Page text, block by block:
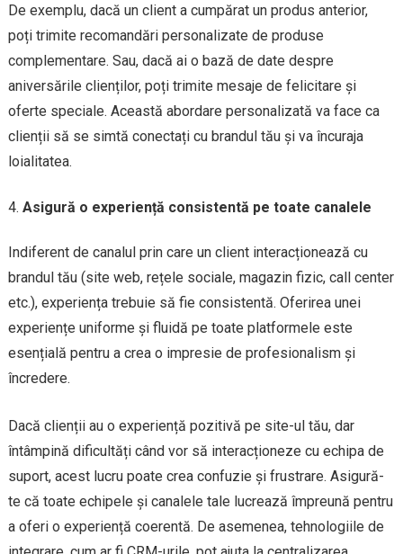
De exemplu, dacă un client a cumpărat un produs anterior,
poți trimite recomandări personalizate de produse
complementare. Sau, dacă ai o bază de date despre
aniversările clienților, poți trimite mesaje de felicitare și
oferte speciale. Această abordare personalizată va face ca
clienții să se simtă conectați cu brandul tău și va încuraja
loialitatea.
Asigură o experiență consistentă pe toate canalele
Indiferent de canalul prin care un client interacționează cu
brandul tău (site web, rețele sociale, magazin fizic, call center
etc.), experiența trebuie să fie consistentă. Oferirea unei
experiențe uniforme și fluidă pe toate platformele este
esențială pentru a crea o impresie de profesionalism și
încredere.
Dacă clienții au o experiență pozitivă pe site-ul tău, dar
întâmpină dificultăți când vor să interacționeze cu echipa de
suport, acest lucru poate crea confuzie și frustrare. Asigură-
te că toate echipele și canalele tale lucrează împreună pentru
a oferi o experiență coerentă. De asemenea, tehnologiile de